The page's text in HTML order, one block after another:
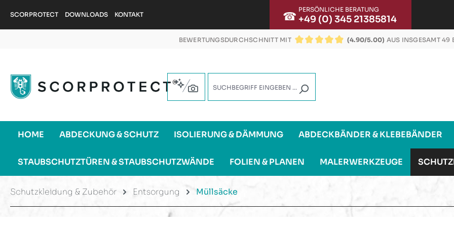
Hauptinhalt springen
Zur Suche springen
Zur Hauptnavigation springen
SCORPROTECT DOWNLOADS KONTAKT ☎ PERSÖNLICHE BERATUNG
+49 (0) 345 21385814
BEWERTUNGSDURCHSCHNITT MIT
(4.90/5.00) AUS INSGESAMT 49
HOME ABDECKUNG & SCHUTZ ISOLIERUNG & DÄMMUNG ABDECKBÄNDER & KLEBEBÄNDER
STAUBSCHUTZTÜREN & STAUBSCHUTZWÄNDE FOLIEN & PLANEN MALERWERKZEUGE
Schutzkleidung & Zubehör Entsorgung Müllsäcke